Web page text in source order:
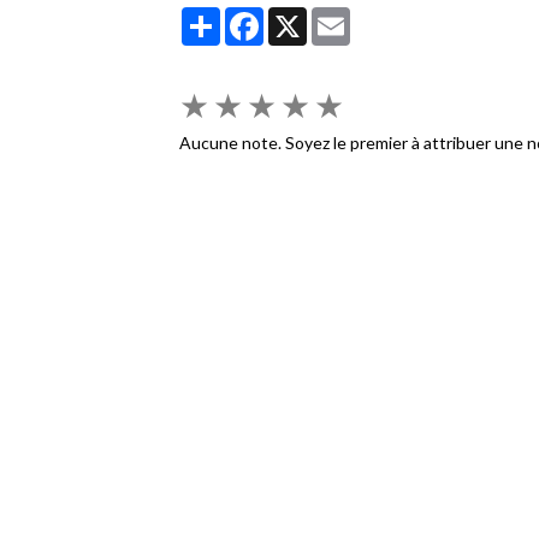
PartagerFacebook
X
★ ★ ★ ★ ★
Aucune note. Soyez le premier à attribuer une